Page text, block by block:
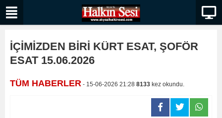
İÇİMİZDEN BİRİ KÜRT ESAT, ŞOFÖR
ESAT 15.06.2026
TÜM HABERLER - 15-06-2026 21:28 8133 kez okundu.